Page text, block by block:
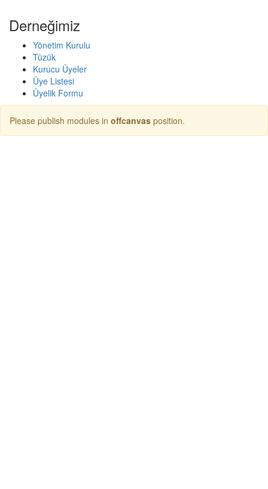
Derneğimiz
Yönetim Kurulu
Tüzük
Kurucu Üyeler
Üye Listesi
Üyelik Formu
Please publish modules in offcanvas position.